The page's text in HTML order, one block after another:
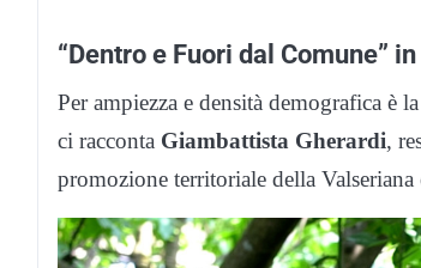
“Dentro e Fuori dal Comune”
Per ampiezza e densità demografica è
ci racconta Giambattista Gherardi,
promozione territoriale della Valseriana